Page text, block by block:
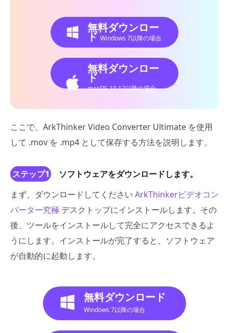
無料ダウンロー
ドWindows 7以降の場合
無料ダウンロー
ド
macOS 10.12以降の場合
ここで、ArkThinker Video Converter Ultimate を使用
して .mov を .mp4 として保存する方法を説明します。
ステップ1
ソフトウェアをダウンロードします。
まず、ダウンロードしてください ArkThinkerビデオコン
バーター究極 デスクトップにインストールします。その
後、ツールをインストールして完全にアクセスできるよ
うにします。インストールが完了すると、ソフトウェア
が自動的に起動します。
無料ダウンロード
Windows 7以降の場合